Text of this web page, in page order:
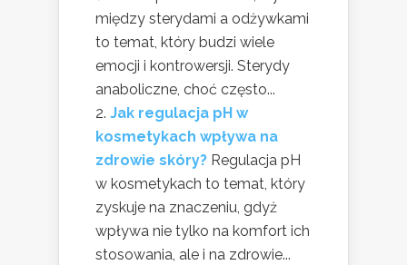
między sterydami a odżywkami
to temat, który budzi wiele
emocji i kontrowersji. Sterydy
anaboliczne, choć często...
Jak regulacja pH w
kosmetykach wpływa na
zdrowie skóry? Regulacja pH
w kosmetykach to temat, który
zyskuje na znaczeniu, gdyż
wpływa nie tylko na komfort ich
stosowania, ale i na zdrowie...